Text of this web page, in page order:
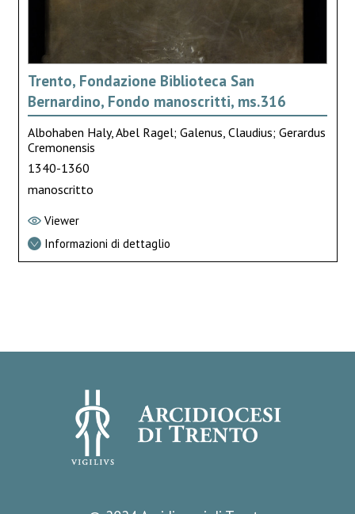
Trento, Fondazione Biblioteca San
Bernardino, Fondo manoscritti, ms.316
Albohaben Haly, Abel Ragel; Galenus, Claudius; Gerardus
Cremonensis
1340-1360
manoscritto
Viewer
Informazioni di dettaglio